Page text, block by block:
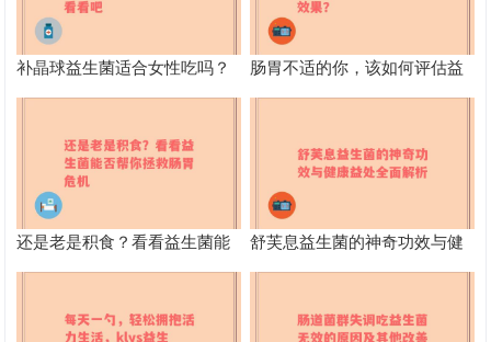
补晶球益生菌适合女性吃吗？
效果如何？快来看看吧
肠胃不适的你，该如何评估益
生菌颗粒的真实效果？
还是老是积食？看看益生菌能
否帮你拯救肠胃危机
舒芙息益生菌的神奇功效与健
康益处全面解析